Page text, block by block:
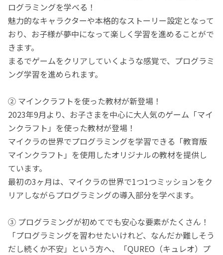
ログラミングを学べる！
魅力的なキャラクターや本格的なストーリー設定となって
おり、お子様が夢中になって楽しく学習を進めることがで
きます。
まるでゲームをクリアしていくような感覚で、プログラミ
ング学習を進められます。
② マインクラフトを使った教材が新登場！
2023年9月より、お子さまを中心に大人気のゲーム「マイ
ンクラフト」を使った教材が登場！
マイクラの世界でプログラミングを学習できる「教育版
マインクラフト」を使用したオリジナルの教材を提供し
ています。
最初の3ヶ月は、マイクラの世界で1つ1つミッションをク
リアしながらプログラミングの導入部分を学べます。
③ プログラミングが初めてでも安心な要素がたくさん！
「プログラミングを習わせたいけれど、なんだか難しそう
だし続くか不安」という方へ、「QUREO（キュレオ）プ